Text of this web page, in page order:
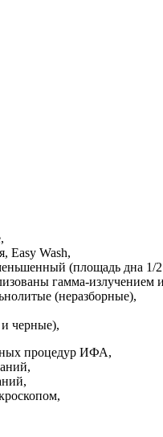
Easy Wash,
(площадь дна 1/2
гамма-излучением
(неразборные),
черные),
процедур ИФА,